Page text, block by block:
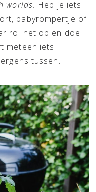
worlds. Heb je iets
babyrompertje of
rol het op en doe
meteen iets
tussen.